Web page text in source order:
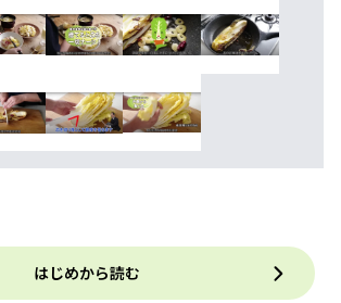
はじめから読む